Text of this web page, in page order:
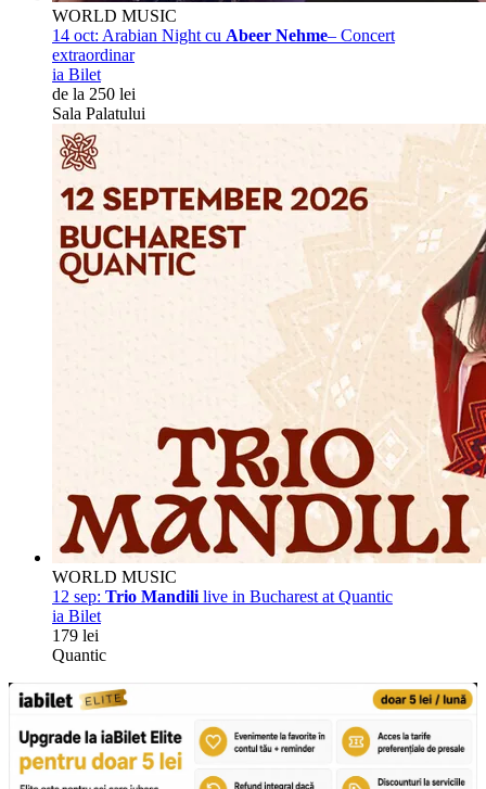
WORLD MUSIC
14 oct: Arabian Night cu Abeer Nehme– Concert
extraordinar
ia Bilet
de la 250 lei
Sala Palatului
WORLD MUSIC
12 sep: Trio Mandili live in Bucharest at Quantic
ia Bilet
179 lei
Quantic